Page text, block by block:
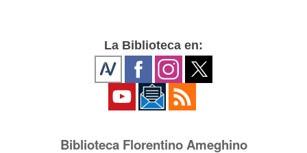
La Biblioteca en:
Biblioteca Florentino Ameghino